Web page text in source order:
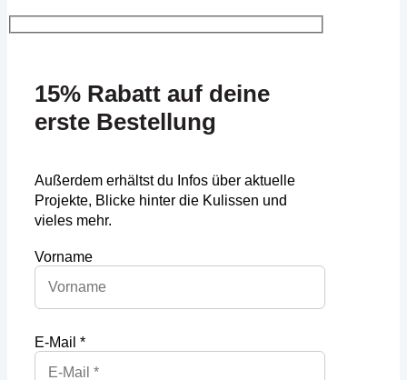
15% Rabatt auf deine
erste Bestellung
Außerdem erhältst du Infos über aktuelle
Projekte, Blicke hinter die Kulissen und
vieles mehr.
Vorname
E-Mail *